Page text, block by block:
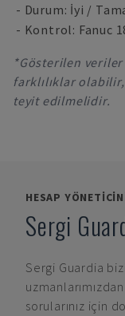
- Durum: İyi /
- Kontrol: Fanuc
*Gösterilen
farklılıklar
teyit edilmelidir.
HESAP
Sergi
Sergi Guardia
sorularınız için